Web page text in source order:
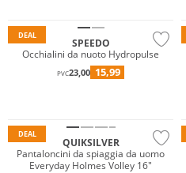
DEAL
SPEEDO
Occhialini da nuoto Hydropulse
PVC23,00 15,99
DEAL
QUIKSILVER
Pantaloncini da spiaggia da uomo
Everyday Holmes Volley 16"